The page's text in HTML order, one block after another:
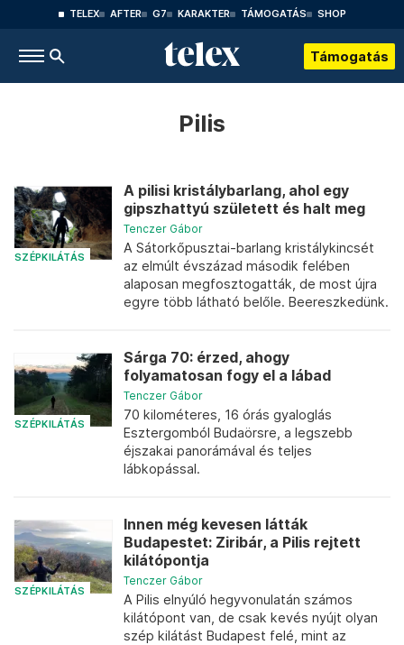
TELEX AFTER G7 KARAKTER TÁMOGATÁS SHOP
Támogatás
Pilis
SZÉPKILÁTÁS
A pilisi kristálybarlang, ahol egy
gipszhattyú született és halt meg
Tenczer Gábor
A Sátorkőpusztai-barlang kristálykincsét
az elmúlt évszázad második felében
alaposan megfosztogatták, de most újra
egyre több látható belőle. Beereszkedünk.
SZÉPKILÁTÁS
Sárga 70: érzed, ahogy
folyamatosan fogy el a lábad
Tenczer Gábor
70 kilométeres, 16 órás gyaloglás
Esztergomból Budaörsre, a legszebb
éjszakai panorámával és teljes
lábkopással.
SZÉPKILÁTÁS
Innen még kevesen látták
Budapestet: Ziribár, a Pilis rejtett
kilátópontja
Tenczer Gábor
A Pilis elnyúló hegyvonulatán számos
kilátópont van, de csak kevés nyújt olyan
szép kilátást Budapest felé, mint az